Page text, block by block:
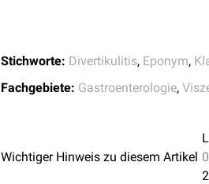
Stichworte: Divertikulitis, Eponym,
Fachgebiete: Gastroenterologie,
Wichtiger Hinweis zu diesem Artikel